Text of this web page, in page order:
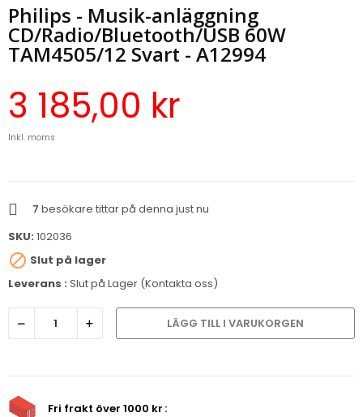
Philips - Musik-anläggning
CD/Radio/Bluetooth/USB 60W
TAM4505/12 Svart - A12994
3 185,00 kr
Inkl. moms
7 besökare tittar på denna just nu
SKU: 102036
 Slut på lager
Leverans : Slut på Lager (Kontakta oss)
LÄGG TILL I VARUKORGEN
Fri frakt över 1000 kr